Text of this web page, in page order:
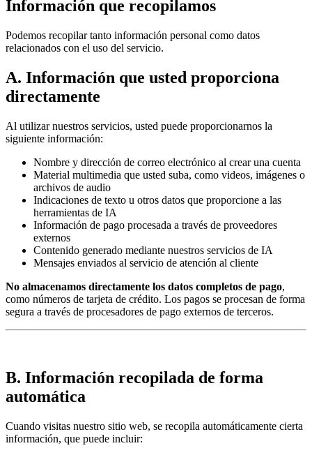
Información que recopilamos
Podemos recopilar tanto información personal como datos
relacionados con el uso del servicio.
A. Información que usted proporciona
directamente
Al utilizar nuestros servicios, usted puede proporcionarnos la
siguiente información:
Nombre y dirección de correo electrónico al crear una cuenta
Material multimedia que usted suba, como videos, imágenes o
archivos de audio
Indicaciones de texto u otros datos que proporcione a las
herramientas de IA
Información de pago procesada a través de proveedores
externos
Contenido generado mediante nuestros servicios de IA
Mensajes enviados al servicio de atención al cliente
No almacenamos directamente los datos completos de pago,
como números de tarjeta de crédito. Los pagos se procesan de forma
segura a través de procesadores de pago externos de terceros.
B. Información recopilada de forma
automática
Cuando visitas nuestro sitio web, se recopila automáticamente cierta
información, que puede incluir: